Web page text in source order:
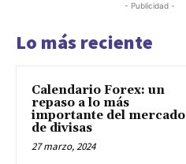
- Publicidad -
Lo más reciente
Calendario Forex: un
repaso a lo más
importante del mercado
de divisas
27 marzo, 2024